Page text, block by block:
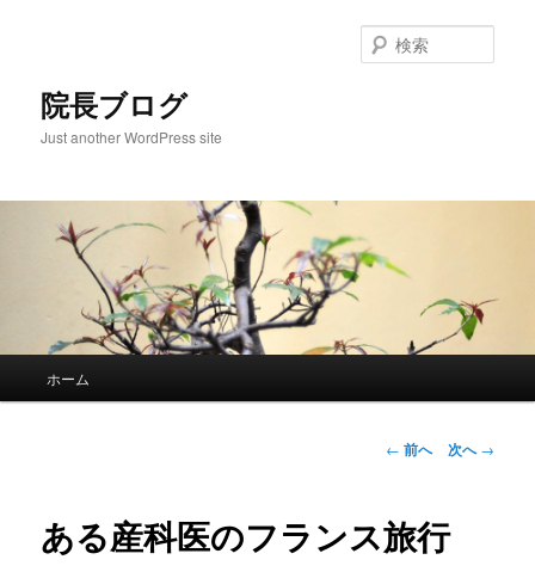
院長ブログ
Just another WordPress site
索
メ
コ
ホーム
投
ビ
ゲ
← 前へ 次へ→
ある産科医のフランス旅行